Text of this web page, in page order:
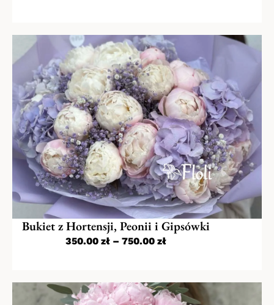
Bukiet z Hortensji, Peonii i Gipsówki
350.00 zł – 750.00 zł